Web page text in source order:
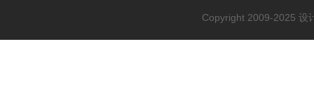
Copyright 2009-2025 设